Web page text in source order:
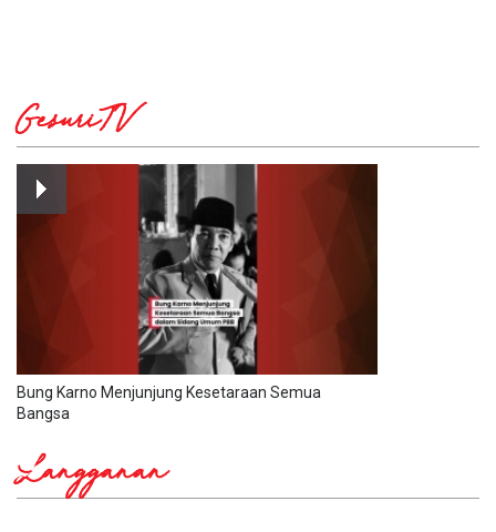
GesuriTV
Bung Karno Menjunjung Kesetaraan Semua
Bangsa
Langganan